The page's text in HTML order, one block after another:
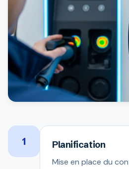
1 Planification
Mise en place du